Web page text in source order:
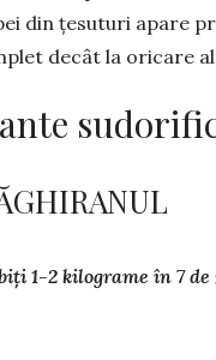
din țesuturi apare
decât la oricare
1-2 kilograme în 7 de